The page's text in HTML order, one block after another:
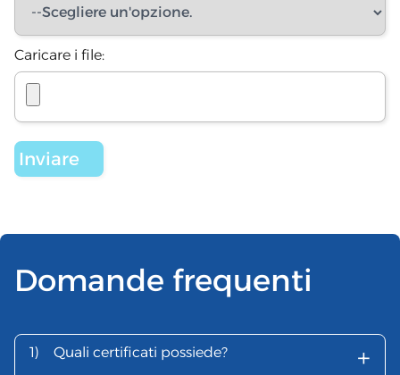
Caricare i file:
Domande frequenti
1) Quali certificati possiede? +